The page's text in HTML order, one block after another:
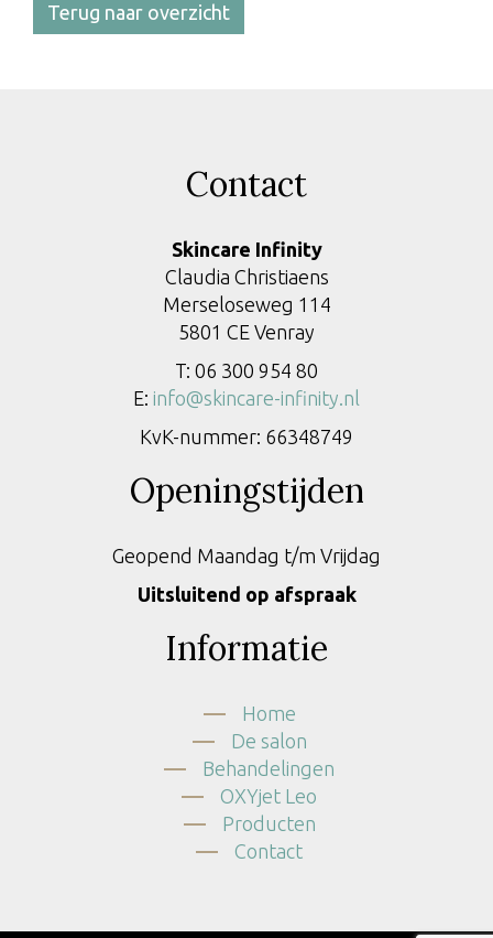
Terug naar overzicht
Contact
Skincare Infinity
Claudia Christiaens
Merseloseweg 114
5801 CE Venray
T: 06 300 954 80
E: info@skincare-infinity.nl
KvK-nummer: 66348749
Openingstijden
Geopend Maandag t/m Vrijdag
Uitsluitend op afspraak
Informatie
Home
De salon
Behandelingen
OXYjet Leo
Producten
Contact